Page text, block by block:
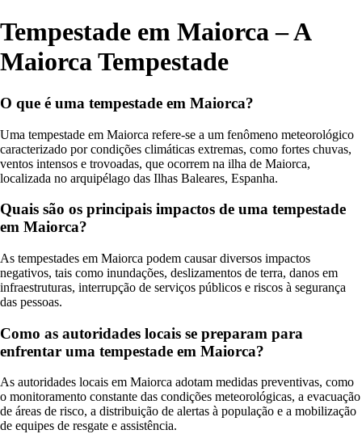
Tempestade em Maiorca – A
Maiorca Tempestade
O que é uma tempestade em Maiorca?
Uma tempestade em Maiorca refere-se a um fenômeno meteorológico
caracterizado por condições climáticas extremas, como fortes chuvas,
ventos intensos e trovoadas, que ocorrem na ilha de Maiorca,
localizada no arquipélago das Ilhas Baleares, Espanha.
Quais são os principais impactos de uma tempestade
em Maiorca?
As tempestades em Maiorca podem causar diversos impactos
negativos, tais como inundações, deslizamentos de terra, danos em
infraestruturas, interrupção de serviços públicos e riscos à segurança
das pessoas.
Como as autoridades locais se preparam para
enfrentar uma tempestade em Maiorca?
As autoridades locais em Maiorca adotam medidas preventivas, como
o monitoramento constante das condições meteorológicas, a evacuação
de áreas de risco, a distribuição de alertas à população e a mobilização
de equipes de resgate e assistência.